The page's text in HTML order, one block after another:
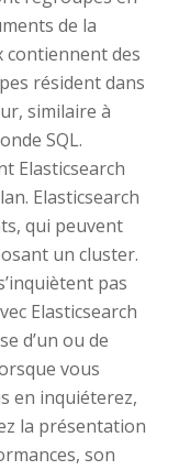
de la
contiennent des
résident dans
similaire à
SQL.
Elasticsearch
Elasticsearch
qui peuvent
un cluster.
pas
Elasticsearch
d’un ou de
vous
en inquiéterez,
la présentation
son